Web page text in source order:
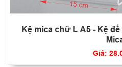
Kệ mica chữ L A5 - Kệ
Giá: